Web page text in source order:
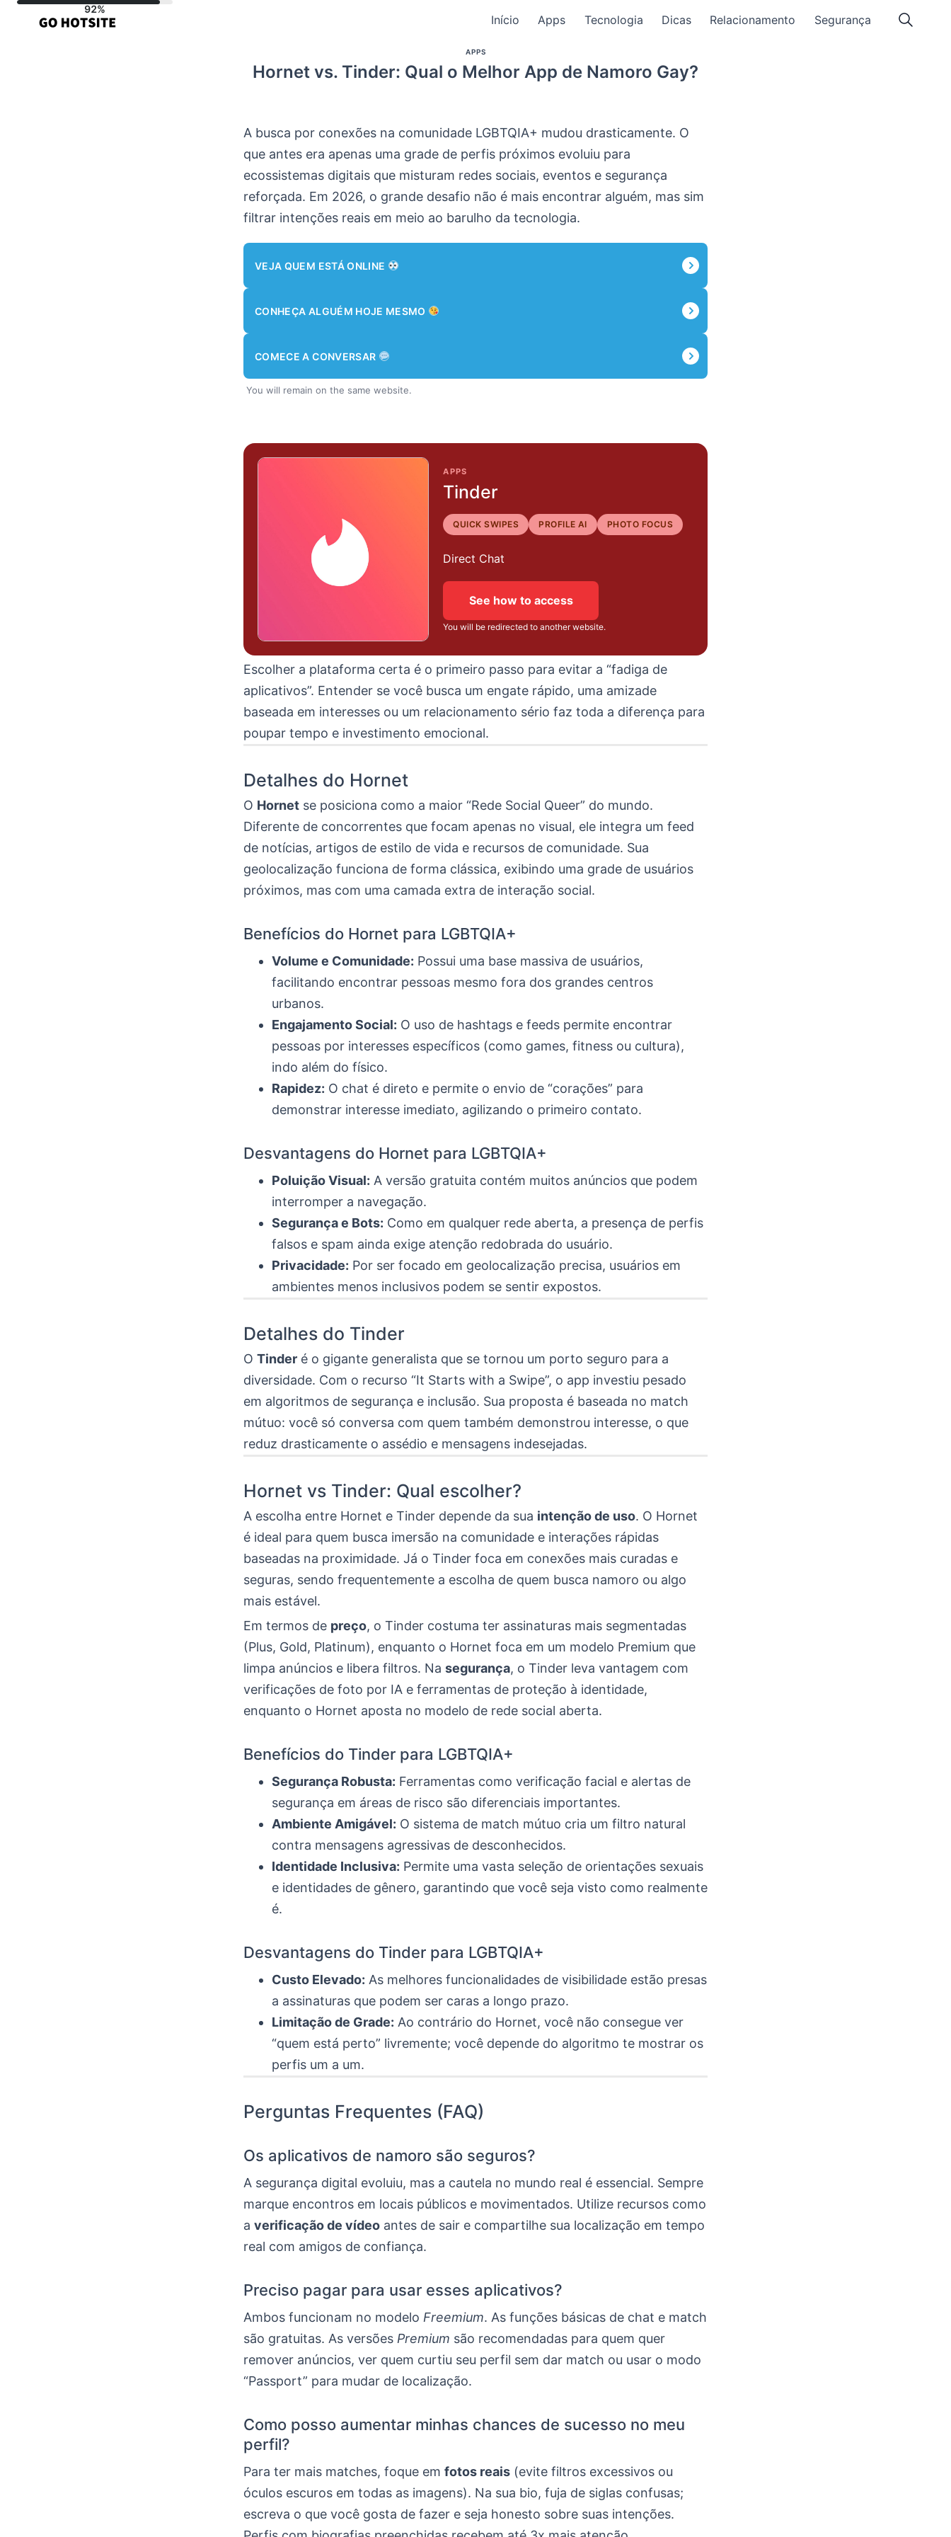
Início Apps Tecnologia Dicas Relacionamento Segurança
APPS
Hornet vs. Tinder: Qual o Melhor App de Namoro Gay?
A busca por conexões na comunidade LGBTQIA+ mudou drasticamente. O
que antes era apenas uma grade de perfis próximos evoluiu para
ecossistemas digitais que misturam redes sociais, eventos e segurança
reforçada. Em 2026, o grande desafio não é mais encontrar alguém, mas sim
filtrar intenções reais em meio ao barulho da tecnologia.
VEJA QUEM ESTÁ ONLINE
CONHEÇA ALGUÉM HOJE MESMO
COMECE A CONVERSAR
You will remain on the same website.
APPS
Tinder
QUICK SWIPES PROFILE AI PHOTO FOCUS
Direct Chat
See how to access
You will be redirected to another website.
Escolher a plataforma certa é o primeiro passo para evitar a “fadiga de
aplicativos”. Entender se você busca um engate rápido, uma amizade
baseada em interesses ou um relacionamento sério faz toda a diferença para
poupar tempo e investimento emocional.
Detalhes do Hornet
O Hornet se posiciona como a maior “Rede Social Queer” do mundo.
Diferente de concorrentes que focam apenas no visual, ele integra um feed
de notícias, artigos de estilo de vida e recursos de comunidade. Sua
geolocalização funciona de forma clássica, exibindo uma grade de usuários
próximos, mas com uma camada extra de interação social.
Benefícios do Hornet para LGBTQIA+
Volume e Comunidade: Possui uma base massiva de usuários,
facilitando encontrar pessoas mesmo fora dos grandes centros
urbanos.
Engajamento Social: O uso de hashtags e feeds permite encontrar
pessoas por interesses específicos (como games, fitness ou cultura),
indo além do físico.
Rapidez: O chat é direto e permite o envio de “corações” para
demonstrar interesse imediato, agilizando o primeiro contato.
Desvantagens do Hornet para LGBTQIA+
Poluição Visual: A versão gratuita contém muitos anúncios que podem
interromper a navegação.
Segurança e Bots: Como em qualquer rede aberta, a presença de perfis
falsos e spam ainda exige atenção redobrada do usuário.
Privacidade: Por ser focado em geolocalização precisa, usuários em
ambientes menos inclusivos podem se sentir expostos.
Detalhes do Tinder
O Tinder é o gigante generalista que se tornou um porto seguro para a
diversidade. Com o recurso “It Starts with a Swipe”, o app investiu pesado
em algoritmos de segurança e inclusão. Sua proposta é baseada no match
mútuo: você só conversa com quem também demonstrou interesse, o que
reduz drasticamente o assédio e mensagens indesejadas.
Hornet vs Tinder: Qual escolher?
A escolha entre Hornet e Tinder depende da sua intenção de uso. O Hornet
é ideal para quem busca imersão na comunidade e interações rápidas
baseadas na proximidade. Já o Tinder foca em conexões mais curadas e
seguras, sendo frequentemente a escolha de quem busca namoro ou algo
mais estável.
Em termos de preço, o Tinder costuma ter assinaturas mais segmentadas
(Plus, Gold, Platinum), enquanto o Hornet foca em um modelo Premium que
limpa anúncios e libera filtros. Na segurança, o Tinder leva vantagem com
verificações de foto por IA e ferramentas de proteção à identidade,
enquanto o Hornet aposta no modelo de rede social aberta.
Benefícios do Tinder para LGBTQIA+
Segurança Robusta: Ferramentas como verificação facial e alertas de
segurança em áreas de risco são diferenciais importantes.
Ambiente Amigável: O sistema de match mútuo cria um filtro natural
contra mensagens agressivas de desconhecidos.
Identidade Inclusiva: Permite uma vasta seleção de orientações sexuais
e identidades de gênero, garantindo que você seja visto como realmente
é.
Desvantagens do Tinder para LGBTQIA+
Custo Elevado: As melhores funcionalidades de visibilidade estão presas
a assinaturas que podem ser caras a longo prazo.
Limitação de Grade: Ao contrário do Hornet, você não consegue ver
“quem está perto” livremente; você depende do algoritmo te mostrar os
perfis um a um.
Perguntas Frequentes (FAQ)
Os aplicativos de namoro são seguros?
A segurança digital evoluiu, mas a cautela no mundo real é essencial. Sempre
marque encontros em locais públicos e movimentados. Utilize recursos como
a verificação de vídeo antes de sair e compartilhe sua localização em tempo
real com amigos de confiança.
Preciso pagar para usar esses aplicativos?
Ambos funcionam no modelo Freemium. As funções básicas de chat e match
são gratuitas. As versões Premium são recomendadas para quem quer
remover anúncios, ver quem curtiu seu perfil sem dar match ou usar o modo
“Passport” para mudar de localização.
Como posso aumentar minhas chances de sucesso no meu
perfil?
Para ter mais matches, foque em fotos reais (evite filtros excessivos ou
óculos escuros em todas as imagens). Na sua bio, fuja de siglas confusas;
escreva o que você gosta de fazer e seja honesto sobre suas intenções.